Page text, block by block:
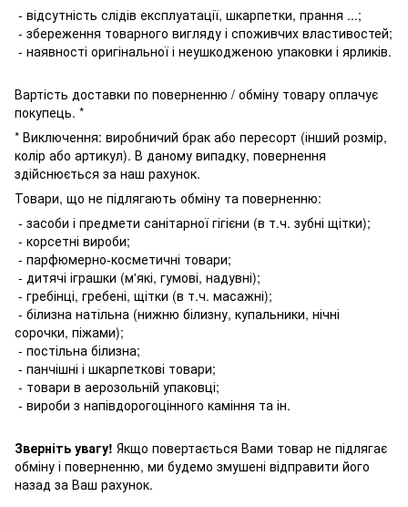
- відсутність слідів експлуатації, шкарпетки, прання ...;
- збереження товарного вигляду і споживчих властивостей;
- наявності оригінальної і неушкодженою упаковки і ярликів.
Вартість доставки по поверненню / обміну товару оплачує
покупець. *
* Виключення: виробничий брак або пересорт (інший розмір,
колір або артикул). В даному випадку, повернення
здійснюється за наш рахунок.
Товари, що не підлягають обміну та поверненню:
- засоби і предмети санітарної гігієни (в т.ч. зубні щітки);
- корсетні вироби;
- парфюмерно-косметичні товари;
- дитячі іграшки (м'які, гумові, надувні);
- гребінці, гребені, щітки (в т.ч. масажні);
- білизна натільна (нижню білизну, купальники, нічні
сорочки, піжами);
- постільна білизна;
- панчішні і шкарпеткові товари;
- товари в аерозольній упаковці;
- вироби з напівдорогоцінного каміння та ін.
Зверніть увагу! Якщо повертається Вами товар не підлягає
обміну і поверненню, ми будемо змушені відправити його
назад за Ваш рахунок.